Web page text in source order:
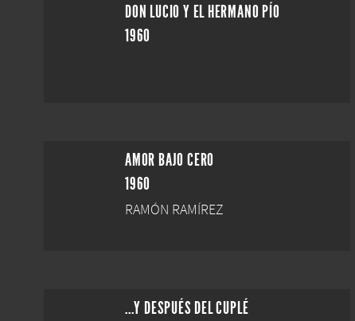
DON LUCIO Y EL HERMANO PÍO
1960
AMOR BAJO CERO
1960
RAMÓN RAMÍREZ
...Y DESPUÉS DEL CUPLÉ